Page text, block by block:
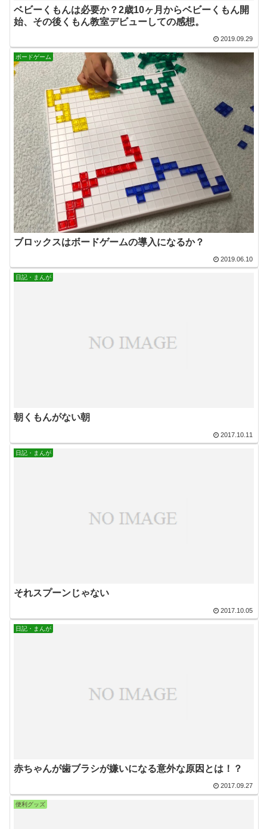
ベビーくもんは必要か？2歳10ヶ月からベビーくもん開
始、その後くもん教室デビューしての感想。
2019.09.29
ボードゲーム
ブロックスはボードゲームの導入になるか？
2019.06.10
日記・まんが
朝くもんがない朝
2017.10.11
日記・まんが
それスプーンじゃない
2017.10.05
日記・まんが
赤ちゃんが歯ブラシが嫌いになる意外な原因とは！？
2017.09.27
便利グッズ